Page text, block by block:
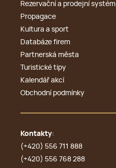
Rezervační a prodejní systém
Propagace
Kultura a sport
Databáze firem
Partnerská města
Turistické tipy
Kalendář akcí
Obchodní podmínky
Kontakty:
(+420) 556 711 888
(+420) 556 768 288